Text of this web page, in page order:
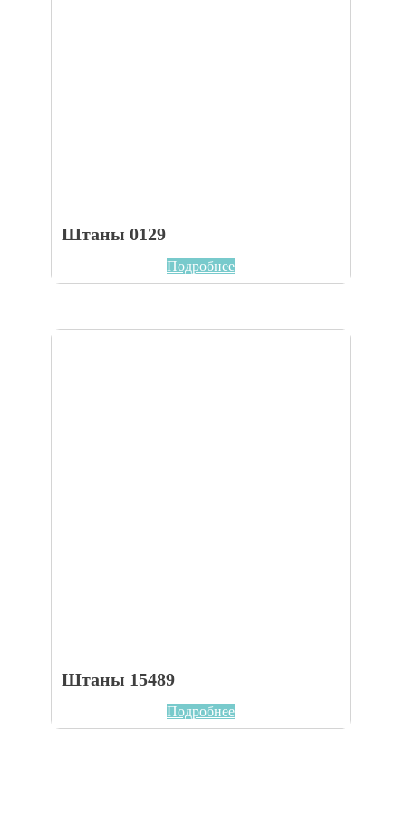
Штаны 0129
Подробнее
Штаны 15489
Подробнее